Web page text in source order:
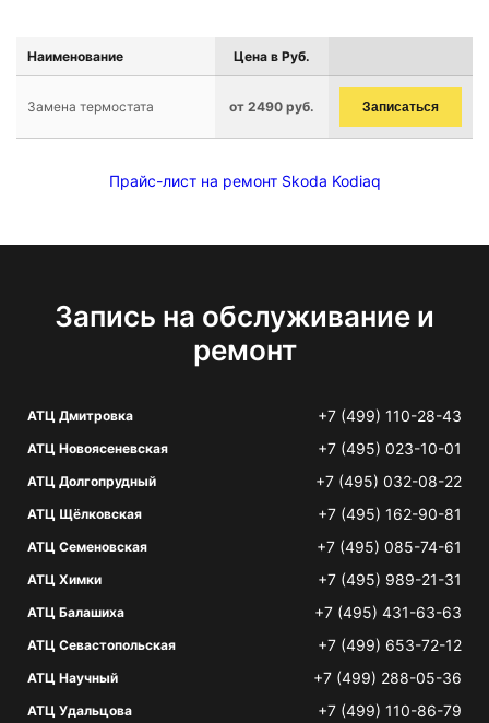
Наименование Цена в Руб.
Замена термостата от 2490 руб. Записаться
Прайс-лист на ремонт Skoda Kodiaq
Запись на обслуживание и
ремонт
АТЦ Дмитровка +7 (499) 110-28-43
АТЦ Новоясеневская +7 (495) 023-10-01
АТЦ Долгопрудный +7 (495) 032-08-22
АТЦ Щёлковская +7 (495) 162-90-81
АТЦ Семеновская +7 (495) 085-74-61
АТЦ Химки +7 (495) 989-21-31
АТЦ Балашиха +7 (495) 431-63-63
АТЦ Севастопольская +7 (499) 653-72-12
АТЦ Научный +7 (499) 288-05-36
АТЦ Удальцова +7 (499) 110-86-79